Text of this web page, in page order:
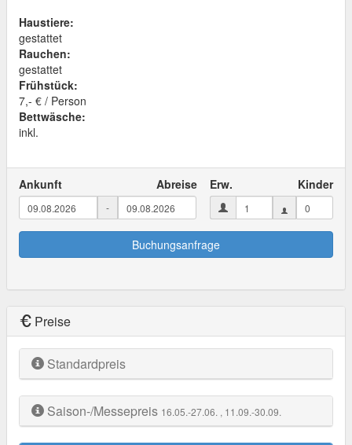
Haustiere:
gestattet
Rauchen:
gestattet
Frühstück:
7,- € / Person
Bettwäsche:
inkl.
Ankunft Abreise
-
Erw. Kinder
Buchungsanfrage
Preise
Standardpreis
Saison-/Messepreis 16.05.-27.06. , 11.09.-30.09.